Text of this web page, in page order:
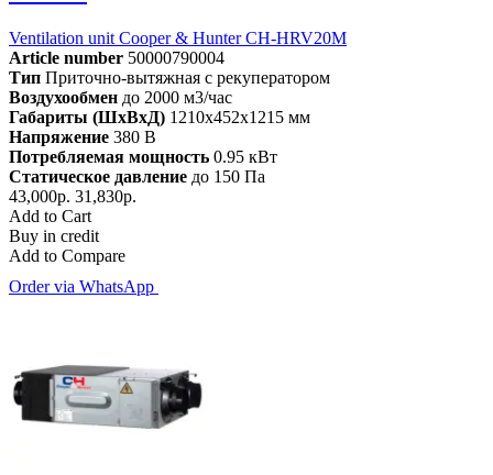
Ventilation unit Cooper & Hunter CH-HRV20M
Article number 50000790004
Тип Приточно-вытяжная с рекуператором
Воздухообмен до 2000 м3/час
Габариты (ШхВхД) 1210x452x1215 мм
Напряжение 380 В
Потребляемая мощность 0.95 кВт
Статическое давление до 150 Па
43,000р. 31,830р.
Add to Cart
Buy in credit
Add to Compare
Order via WhatsApp